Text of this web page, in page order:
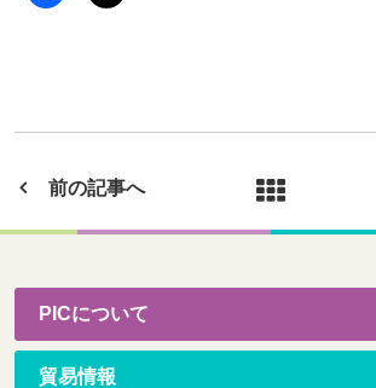
前の記事へ
PICについて
貿易情報